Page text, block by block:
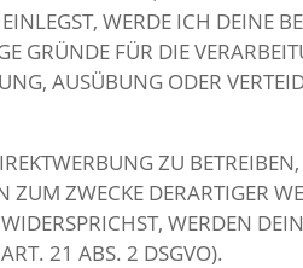
WERDE ICH DEINE
GRÜNDE FÜR DIE
AUSÜBUNG ODER
ZU
ZWECKE DERARTIGER
WERDEN
21 ABS. 2 DSGVO).